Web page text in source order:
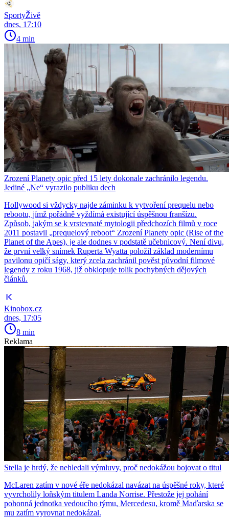
SportyŽivě
dnes, 17:10
4 min
Zrození Planety opic před 15 lety dokonale zachránilo legendu.
Jediné „Ne“ vyrazilo publiku dech
Hollywood si vždycky najde záminku k vytvoření prequelu nebo
rebootu, jímž pořádně vyždímá existující úspěšnou franšízu.
Způsob, jakým se k vrstevnaté mytologii předchozích filmů v roce
2011 postavil „prequelový reboot“ Zrození Planety opic (Rise of the
Planet of the Apes), je ale dodnes v podstatě učebnicový. Není divu,
že první velký snímek Ruperta Wyatta položil základ modernímu
pavilonu opičí ságy, který zcela zachránil pověst původní filmové
legendy z roku 1968, již obklopuje tolik pochybných dějových
článků.
Kinobox.cz
dnes, 17:05
8 min
Reklama
Stella je hrdý, že nehledali výmluvy, proč nedokážou bojovat o titul
McLaren zatím v nové éře nedokázal navázat na úspěšné roky, které
vyvrcholily loňským titulem Landa Norrise. Přestože jej pohání
pohonná jednotka vedoucího týmu, Mercedesu, kromě Maďarska se
mu zatím vyrovnat nedokázal.